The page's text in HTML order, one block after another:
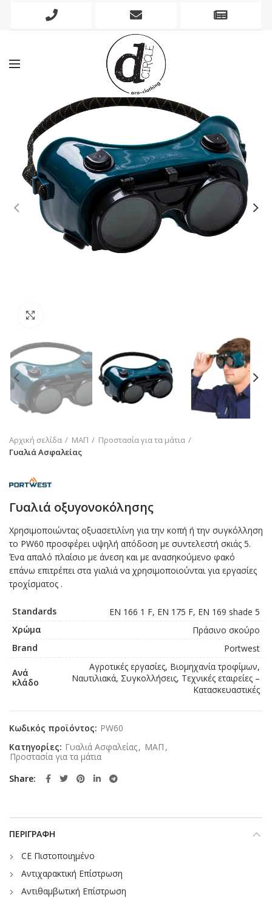
Phone
Mobile
Αρχική σελίδα ΜΑΠ
Προστασία για τα μάτια
Γυαλιά Ασφαλείας
Γυαλιά οξυγονοκόλησης
Χρησιμοποιώντας οξυασετιλίνη για την κοπή ή την συγκόλληση
το PW60 προσφέρει υψηλή απόδοση με συντελεστή σκιάς 5.
Ένα απαλό πλαίσιο με άνεση και με ανασηκούμενο φακό
επάνω επιτρέπει στα γιαλιά να χρησιμοποιούνται για εργασίες
τροχίσματος .
Standards
EN 166 1 F, EN 175 F, EN 169 shade 5
Χρώμα
Πράσινο σκούρο
Brand
Portwest
Ανά
κλάδο
Αγροτικές εργασίες, Βιομηχανία τροφίμων,
Ναυτιλιακά, Συγκολλήσεις, Τεχνικές εταιρείες –
Κατασκευαστικές
Κωδικός προϊόντος: PW60
Κατηγορίες: Γυαλιά Ασφαλείας, ΜΑΠ ,
Προστασία για τα μάτια
Share
ΠΕΡΙΓΡΑΦΉ
CE Πιστοποιημένο
Αντιχαρακτική Επίστρωση
Αντιθαμβωτική Επίστρωση